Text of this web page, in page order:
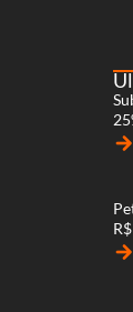
arrow_forward
arrow_forward